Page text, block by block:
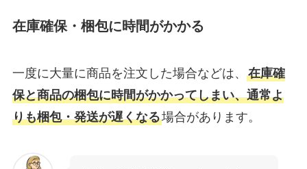
在庫確保・梱包に時間がかかる
一度に大量に商品を注文した場合などは、 在庫確
保と商品の梱包に時間がかかってしまい、通常よ
りも梱包・発送が遅くなる場合があります。